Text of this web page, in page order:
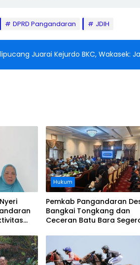
DPRD Pangandaran JDIH
Juarai Kejurdo BKC, Wakasek:
Hukum
Pemkab Pangandaran
Bangkai Tongkang dan
Ceceran Batu Bara
Koordinasi Perusahaan